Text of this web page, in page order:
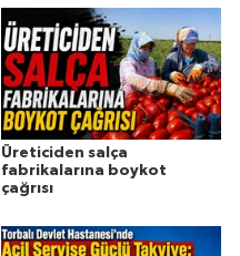
Üreticiden salça
fabrikalarına boykot
çağrısı